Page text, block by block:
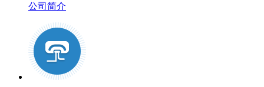
公司简介